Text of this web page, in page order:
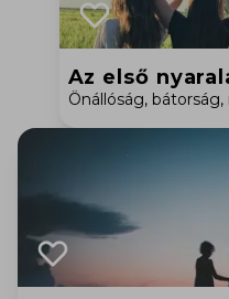
Az első
Önállóság,